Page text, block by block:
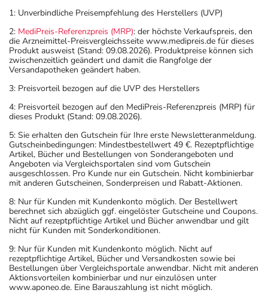
1: Unverbindliche Preisempfehlung des Herstellers (UVP)
2: MediPreis-Referenzpreis (MRP): der höchste Verkaufspreis, den
die Arzneimittel-Preisvergleichsseite www.medipreis.de für dieses
Produkt ausweist (Stand: 09.08.2026). Produktpreise können sich
zwischenzeitlich geändert und damit die Rangfolge der
Versandapotheken geändert haben.
3: Preisvorteil bezogen auf die UVP des Herstellers
4: Preisvorteil bezogen auf den MediPreis-Referenzpreis (MRP) für
dieses Produkt (Stand: 09.08.2026).
5: Sie erhalten den Gutschein für Ihre erste Newsletteranmeldung.
Gutscheinbedingungen: Mindestbestellwert 49 €. Rezeptpflichtige
Artikel, Bücher und Bestellungen von Sonderangeboten und
Angeboten via Vergleichsportalen sind vom Gutschein
ausgeschlossen. Pro Kunde nur ein Gutschein. Nicht kombinierbar
mit anderen Gutscheinen, Sonderpreisen und Rabatt-Aktionen.
8: Nur für Kunden mit Kundenkonto möglich. Der Bestellwert
berechnet sich abzüglich ggf. eingelöster Gutscheine und Coupons.
Nicht auf rezeptpflichtige Artikel und Bücher anwendbar und gilt
nicht für Kunden mit Sonderkonditionen.
9: Nur für Kunden mit Kundenkonto möglich. Nicht auf
rezeptpflichtige Artikel, Bücher und Versandkosten sowie bei
Bestellungen über Vergleichsportale anwendbar. Nicht mit anderen
Aktionsvorteilen kombinierbar und nur einzulösen unter
www.aponeo.de. Eine Barauszahlung ist nicht möglich.